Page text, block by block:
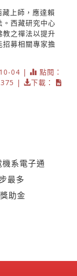
上師，應達賴
。西藏研究中心
教之禪法以提升
募相關專家擔
04 |
點閱：
|
下載：
系電子通
最多
助金